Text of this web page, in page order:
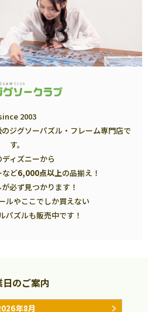
2003
ジグソーパズル・フレーム専門店で
す。
ディズニーから
など6,000点以上の品揃え！
必ず見つかります！
ルやここでしか買えない
パズルも販売中です！
日のご案内
年8月